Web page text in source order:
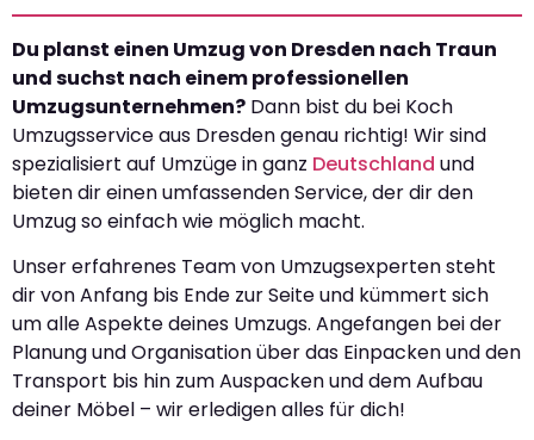
Du planst einen Umzug von Dresden nach Traun
und suchst nach einem professionellen
Umzugsunternehmen? Dann bist du bei Koch
Umzugsservice aus Dresden genau richtig! Wir sind
spezialisiert auf Umzüge in ganz Deutschland und
bieten dir einen umfassenden Service, der dir den
Umzug so einfach wie möglich macht.
Unser erfahrenes Team von Umzugsexperten steht
dir von Anfang bis Ende zur Seite und kümmert sich
um alle Aspekte deines Umzugs. Angefangen bei der
Planung und Organisation über das Einpacken und den
Transport bis hin zum Auspacken und dem Aufbau
deiner Möbel – wir erledigen alles für dich!